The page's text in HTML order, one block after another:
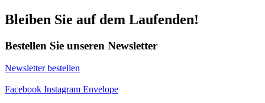
Bleiben Sie auf dem Laufenden!
Bestellen Sie unseren Newsletter
Newsletter bestellen
Facebook Instagram Envelope